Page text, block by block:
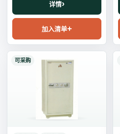
详情
加入清单
可采购